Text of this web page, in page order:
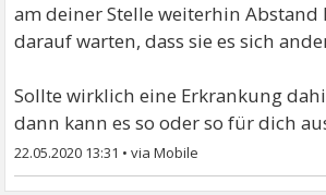
am deiner Stelle weiterhin
darauf warten, dass sie es sich
Sollte wirklich eine Erkrankung
dann kann es so oder so für dich
22.05.2020 13:31 •